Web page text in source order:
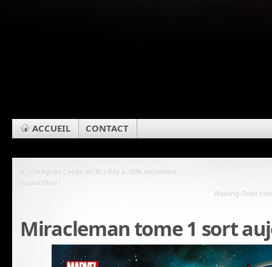
ACCUEIL CONTACT
« L’intégrale Conan en Blu-Ray à -50% seulement
aujourd’hui !
Walking Dead
Miracleman tome 1 sort